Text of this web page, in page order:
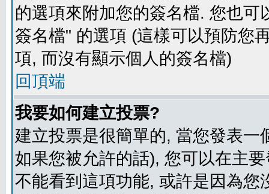
的選項來附加您的簽名檔. 您也
簽名檔" 的選項 (這樣可以預防您
項, 而沒有顯示個人的簽名檔)
回頂端
我要如何建立投票?
建立投票是很簡單的, 當您發表
如果您被允許的話), 您可以在主
不能看到這項功能, 或許是因為